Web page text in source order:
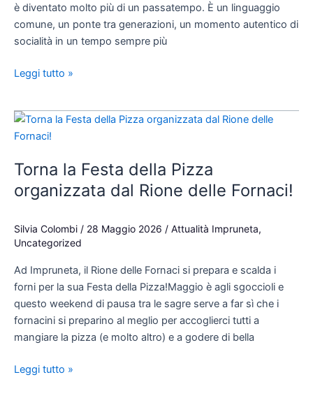
è diventato molto più di un passatempo. È un linguaggio
comune, un ponte tra generazioni, un momento autentico di
socialità in un tempo sempre più
Leggi tutto »
Torna la Festa della Pizza
organizzata dal Rione delle Fornaci!
Silvia Colombi / 28 Maggio 2026 / Attualità Impruneta,
Uncategorized
Ad Impruneta, il Rione delle Fornaci si prepara e scalda i
forni per la sua Festa della Pizza!Maggio è agli sgoccioli e
questo weekend di pausa tra le sagre serve a far sì che i
fornacini si preparino al meglio per accoglierci tutti a
mangiare la pizza (e molto altro) e a godere di bella
Torna
la
della
Pizza
organizzata
Rione
Fornaci!
Leggi tutto »